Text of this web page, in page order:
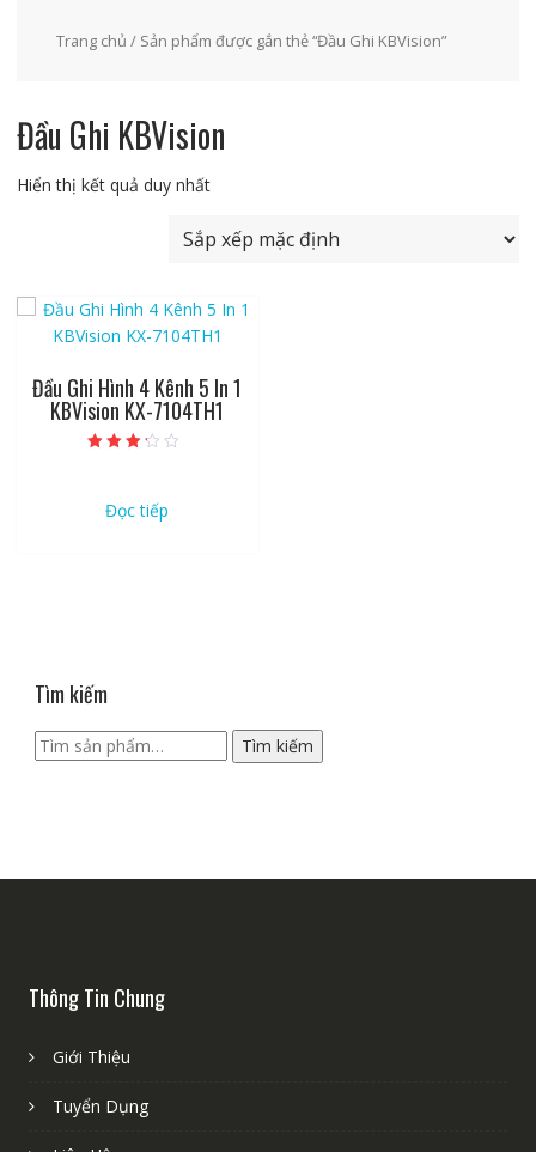
Trang chủ / Sản phẩm được gắn thẻ “Đầu Ghi KBVision”
Đầu Ghi KBVision
Hiển thị kết quả duy nhất
Đầu Ghi Hình 4 Kênh 5 In 1
KBVision KX-7104TH1
5 sao
Đọc tiếp
Tìm kiếm
Tìm
kiếm:
Tìm kiếm
Thông Tin Chung
Giới Thiệu
Tuyển Dụng